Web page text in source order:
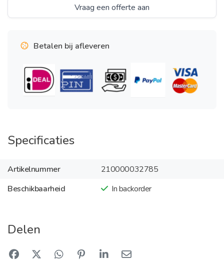
Vraag een offerte aan
Betalen bij afleveren
Specificaties
Artikelnummer
210000032785
Beschikbaarheid
In backorder
Delen